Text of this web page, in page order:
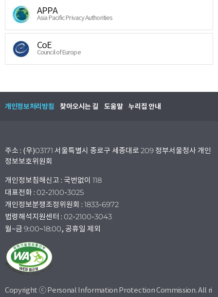
APPA
Asia Pacific Privacy Authorities
CoE
Council of Europe
개인정보처리방침 찾아오시는 길 도움말 누리집 안내
주소 : (우)03171 서울특별시 종로구 세종대로 209 정부서울청사 개인
정보보호위원회
개인정보침해신고 : 국번없이 118
대표전화 : 02-2100-3025
개인정보분쟁조정위원회 : 1833-6972
법령해석지원센터 : 02-2100-3043
월~금 9:00~18:00, 공휴일 제외
Copyright ⓒ Personal Information Protection Commission. All ri